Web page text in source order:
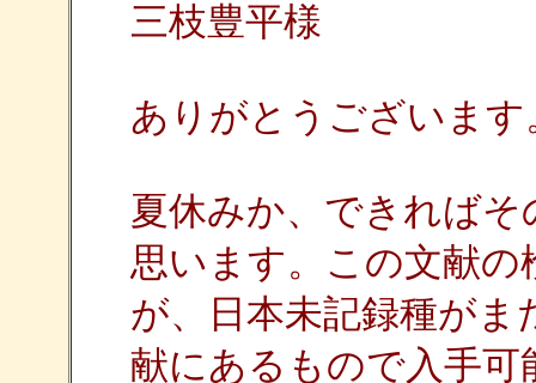
三枝豊平様
ありがとうございます
夏休みか、できれば
思います。この文献
が、日本未記録種が
献にあるもので入手